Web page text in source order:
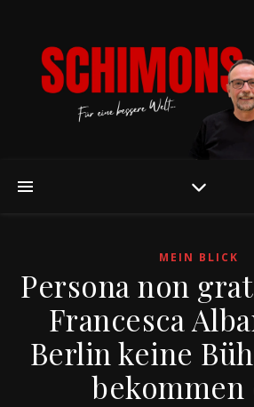
MEIN BLICK
Persona non
Francesca
Berlin keine
bekommen